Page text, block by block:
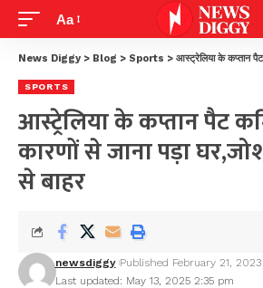
Aa
News Diggy > Blog > Sports > आस्ट्रेलिया के कप्तान पैट कमिंस को
SPORTS
आस्ट्रेलिया के कप्तान पैट
कारणों से जाना पड़ा
से बाहर
Last updated: May 13, 2025 2:35 pm
newsdiggy Published February 21, 2023